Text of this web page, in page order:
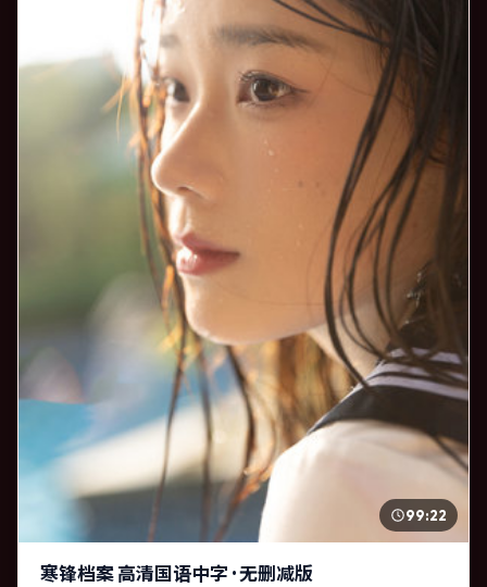
99:22
寒锋档案 高清国语中字 · 无删减版